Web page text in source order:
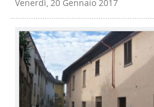
Venerdì, 20 Gennaio 2017